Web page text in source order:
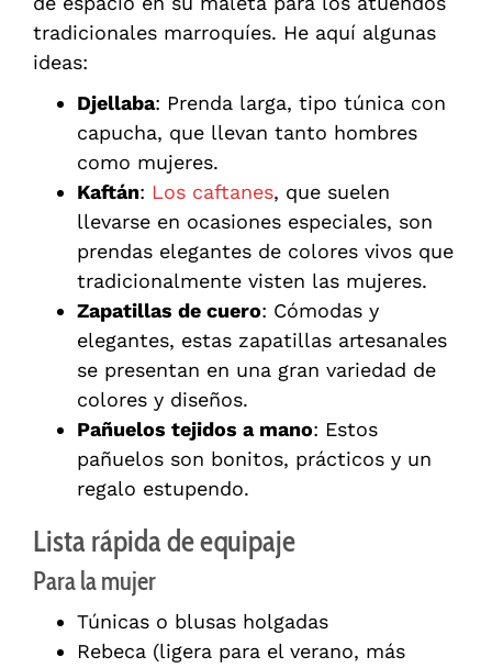
tradicionales marroquíes. He aquí algunas
ideas:
Djellaba: Prenda larga, tipo túnica con
capucha, que llevan tanto hombres
como mujeres.
Kaftán: Los caftanes, que suelen
llevarse en ocasiones especiales, son
prendas elegantes de colores vivos que
tradicionalmente visten las mujeres.
Zapatillas de cuero: Cómodas y
elegantes, estas zapatillas artesanales
se presentan en una gran variedad de
colores y diseños.
Pañuelos tejidos a mano: Estos
pañuelos son bonitos, prácticos y un
regalo estupendo.
Lista rápida de equipaje
Para la mujer
Túnicas o blusas holgadas
Rebeca (ligera para el verano, más